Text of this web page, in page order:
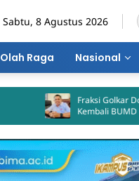
Sabtu, 8 Agustus 2026
Olah Raga Nasional
Fraksi Golkar Dorong
Kembali BUMD